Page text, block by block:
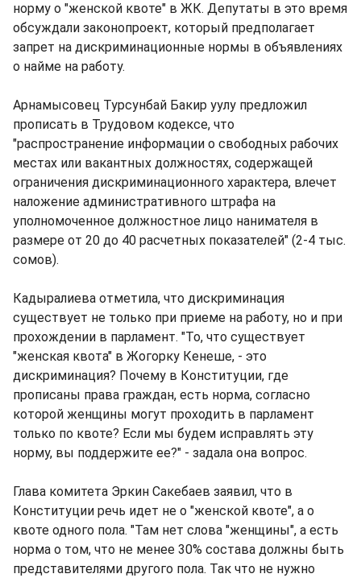
норму о "женской квоте" в ЖК. Депутаты в это время
обсуждали законопроект, который предполагает
запрет на дискриминационные нормы в объявлениях
о найме на работу.
Арнамысовец Турсунбай Бакир уулу предложил
прописать в Трудовом кодексе, что
"распространение информации о свободных рабочих
местах или вакантных должностях, содержащей
ограничения дискриминационного характера, влечет
наложение административного штрафа на
уполномоченное должностное лицо нанимателя в
размере от 20 до 40 расчетных показателей" (2-4 тыс.
сомов).
Кадыралиева отметила, что дискриминация
существует не только при приеме на работу, но и при
прохождении в парламент. "То, что существует
"женская квота" в Жогорку Кенеше, - это
дискриминация? Почему в Конституции, где
прописаны права граждан, есть норма, согласно
которой женщины могут проходить в парламент
только по квоте? Если мы будем исправлять эту
норму, вы поддержите ее?" - задала она вопрос.
Глава комитета Эркин Сакебаев заявил, что в
Конституции речь идет не о "женской квоте", а о
квоте одного пола. "Там нет слова "женщины", а есть
норма о том, что не менее 30% состава должны быть
представителями другого пола. Так что не нужно